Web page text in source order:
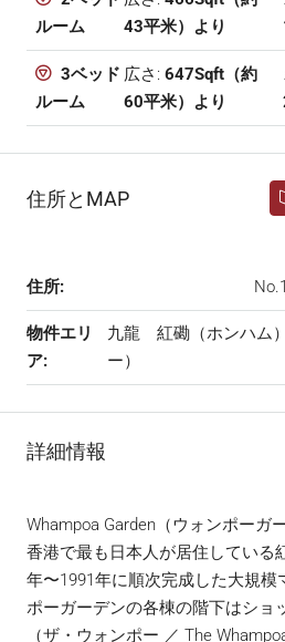
ルーム
43平米）より
3ベッド
ルーム
広さ: 647Sqft（約
60平米）より
住所とMAP
住所:
物件エリ
ア:
九龍 紅磡（ホンハム
ー）
詳細情報
Whampoa Garden（ウォンポーガ
香港で最も日本人が居住している
年〜1991年に順次完成した大規模
ポーガーデンの各棟の階下はショ
（ザ・ウォンポー ／ The